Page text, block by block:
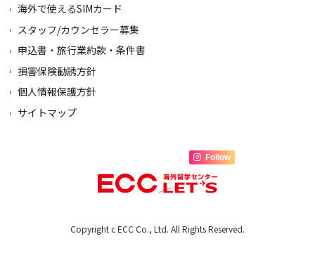
海外で使えるSIMカード
スタッフ/カウンセラー募集
申込書・旅行業約款・条件書
損害保険勧誘方針
個人情報保護方針
サイトマップ
Follow
Copyright c ECC Co., Ltd. All Rights Reserved.